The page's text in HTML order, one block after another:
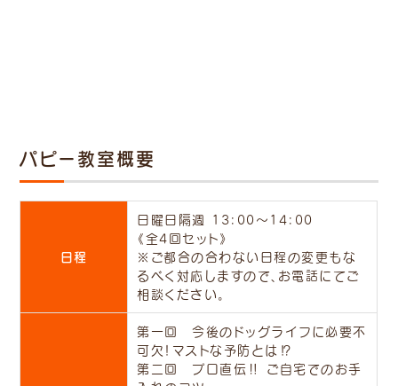
パピー教室概要
日程
日曜日隔週 13:00～14:00
《全4回セット》
※ご都合の合わない日程の変更もな
るべく対応しますので、お電話にてご
相談ください。
第一回 今後のドッグライフに必要不
可欠！マストな予防とは⁉
第二回 プロ直伝‼ ご自宅でのお手